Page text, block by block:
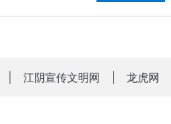
江阴宣传文明网 龙虎网